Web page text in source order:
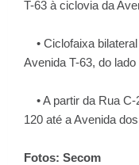
T-63 à ciclovia da
• Ciclofaixa
Avenida T-63, do
• A partir da Rua C-
120 até a Avenida
Fotos: Secom